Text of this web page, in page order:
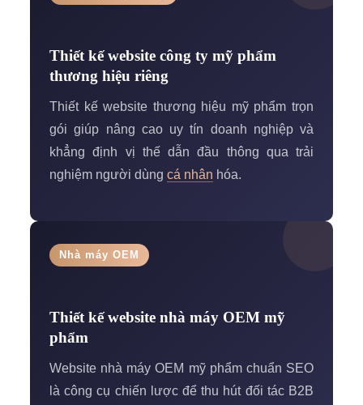
Thiết kế website công ty mỹ phẩm
thương hiệu riêng
Thiết kế website thương hiệu mỹ phẩm trọn
gói giúp nâng cao uy tín doanh nghiệp và
khẳng định vị thế dẫn đầu thông qua trải
nghiệm người dùng cá nhân hóa.
Nhà máy OEM
Thiết kế website nhà máy OEM mỹ
phẩm
Website nhà máy OEM mỹ phẩm chuẩn SEO
là công cụ chiến lược để thu hút đối tác B2B